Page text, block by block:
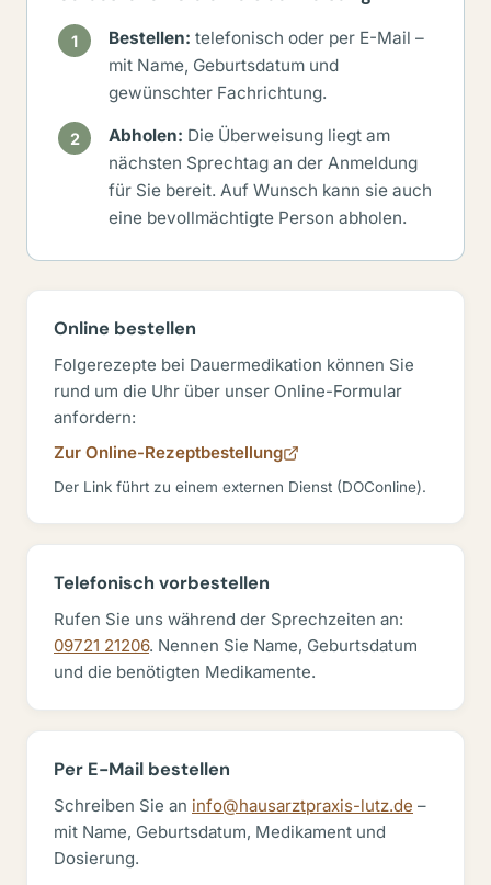
Bestellen: telefonisch oder per E-Mail –
mit Name, Geburtsdatum und
gewünschter Fachrichtung.
Abholen: Die Überweisung liegt am
nächsten Sprechtag an der Anmeldung
für Sie bereit. Auf Wunsch kann sie auch
eine bevollmächtigte Person abholen.
Online bestellen
Folgerezepte bei Dauermedikation können Sie
rund um die Uhr über unser Online-Formular
anfordern:
Zur Online-Rezeptbestellung
Der Link führt zu einem externen Dienst (DOConline).
Telefonisch vorbestellen
Rufen Sie uns während der Sprechzeiten an:
09721 21206. Nennen Sie Name, Geburtsdatum
und die benötigten Medikamente.
Per E-Mail bestellen
Schreiben Sie an info@hausarztpraxis-lutz.de –
mit Name, Geburtsdatum, Medikament und
Dosierung.